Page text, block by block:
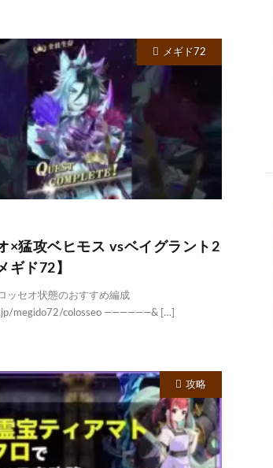
メギド72
×猛攻ベヒモス vsベイグラント2
ギド72】
ッセオ状態のおすすめ編成
megido72/colosseo ——————& […]
攻略